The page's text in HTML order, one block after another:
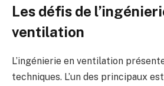
Les défis de
ventilation
L’ingénierie en ventilation
techniques. L’un des principaux